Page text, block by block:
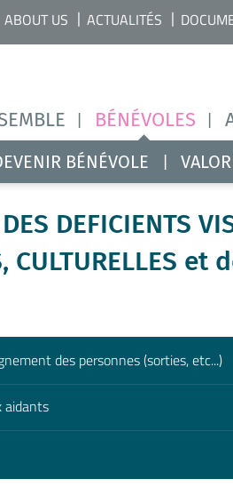
BÉNÉVOLES
ABOUT US ACTUALITÉS
BÉNÉVOLE
DEFICIENTS
CULTURELLES et
des personnes (sorties, etc...)
aidants